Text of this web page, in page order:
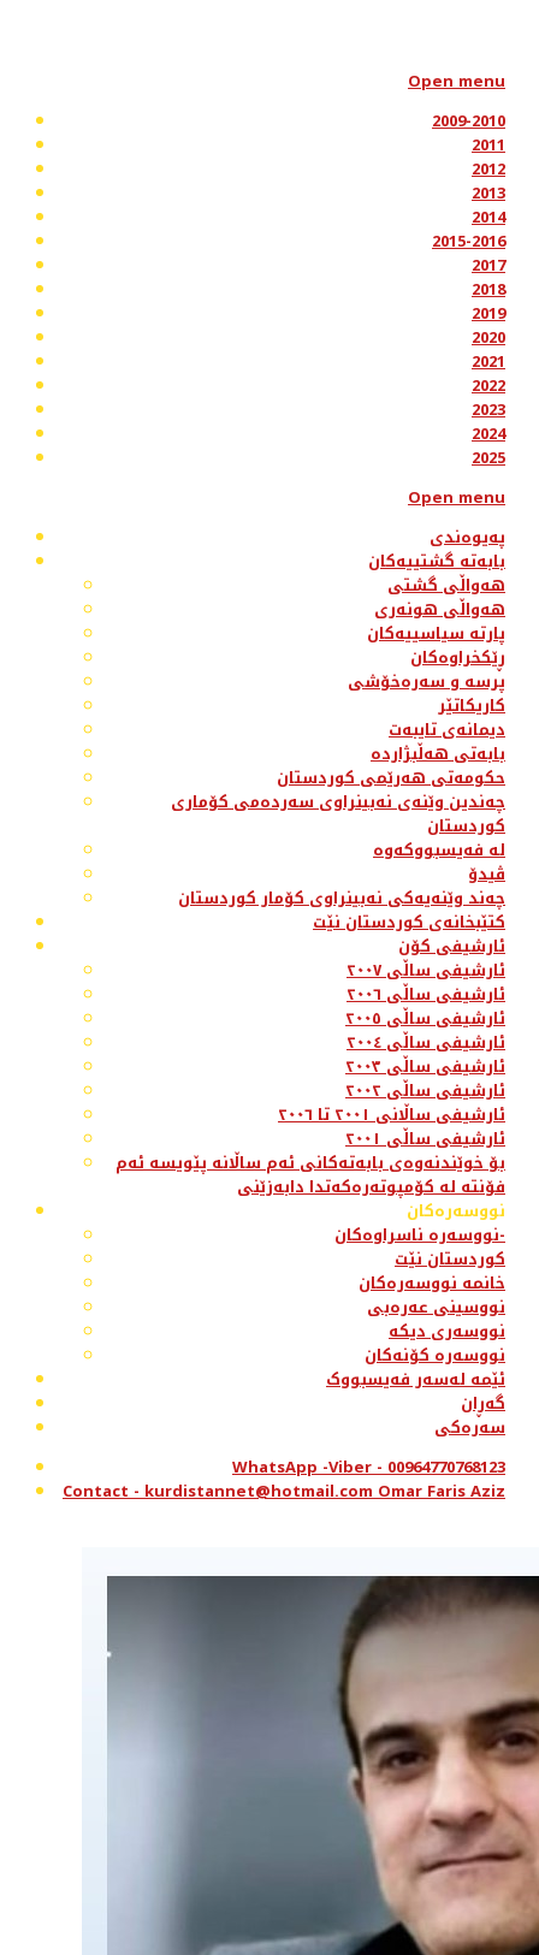
Open menu
2009-2010
2011
2012
2013
2014
2015-2016
2017
2018
2019
2020
2021
2022
2023
2024
2025
Open menu
پەیوەندی
بابەتە گشتییەکان
هەواڵی گشتی
هەواڵی هونەری
پارتە سیاسییەکان
ڕێکخراوەکان
پرسە و سەرەخۆشی
کاریکاتێر
دیمانەی تایبەت
بابەتی هەڵبژاردە
حکومەتی هەرێمی کوردستان
چەندین وێنەی نەبینراوی سەردەمی کۆماری
کوردستان
لە فەیسبووکەوە
ڤیدۆ
چەند وێنەیەکی نەبینراوی کۆمار کوردستان
کتێبخانەی کوردستان نێت
ئارشیفی کۆن
ئارشیفی ساڵی ٢٠٠٧
ئارشیفی ساڵی ٢٠٠٦
ئارشیفی ساڵی ٢٠٠٥
ئارشیفی ساڵی ٢٠٠٤
ئارشیفی ساڵی ٢٠٠٣
ئارشیفی ساڵی ٢٠٠٢
ئارشیفی ساڵانی ٢٠٠١ تا ٢٠٠٦
ئارشیفی ساڵی ٢٠٠١
بۆ خوێندنەوەی بابەتەکانی ئەم ساڵانە پێویسە ئەم
فۆنتە لە کۆمپوتەرەکەتدا دابەزێنی
نووسەرەکان
نووسەرە ناسراوەکان-
کوردستان نێت
خانمە نووسەرەکان
نووسینی عەرەبی
نووسەری دیکە
نووسەرە کۆنەکان
ئێمە لەسەر فەیسبووک
گەڕان
سەرەکی
WhatsApp -Viber - 00964770768123
Contact - kurdistannet@hotmail.com Omar Faris Aziz